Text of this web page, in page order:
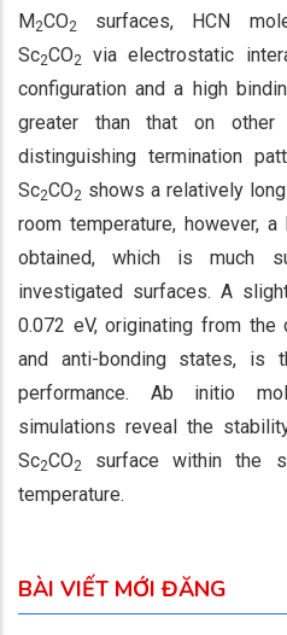
M2CO2
surfaces, HCN
Sc2CO2
via electrostatic
configuration and a high
greater than that on other
distinguishing termination
Sc2CO2 shows a relatively
room temperature, however,
obtained, which is much
investigated surfaces. A
0.072 eV, originating from
and anti-bonding states, is
performance. Ab initio
simulations reveal the
Sc2CO2
surface within the
temperature.
BÀI VIẾT MỚI ĐĂNG